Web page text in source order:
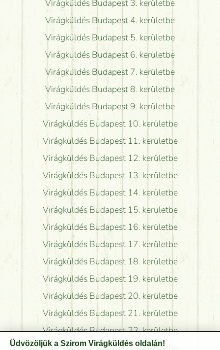
Virágküldés Budapest 3. kerületbe
Virágküldés Budapest 4. kerületbe
Virágküldés Budapest 5. kerületbe
Virágküldés Budapest 6. kerületbe
Virágküldés Budapest 7. kerületbe
Virágküldés Budapest 8. kerületbe
Virágküldés Budapest 9. kerületbe
Virágküldés Budapest 10. kerületbe
Virágküldés Budapest 11. kerületbe
Virágküldés Budapest 12. kerületbe
Virágküldés Budapest 13. kerületbe
Virágküldés Budapest 14. kerületbe
Virágküldés Budapest 15. kerületbe
Virágküldés Budapest 16. kerületbe
Virágküldés Budapest 17. kerületbe
Virágküldés Budapest 18. kerületbe
Virágküldés Budapest 19. kerületbe
Virágküldés Budapest 20. kerületbe
Virágküldés Budapest 21. kerületbe
Virágküldés Budapest 22. kerületbe
Virágküldés Budapest 23. kerületbe
Üdvözöljük a Szirom Virágküldés oldalán!